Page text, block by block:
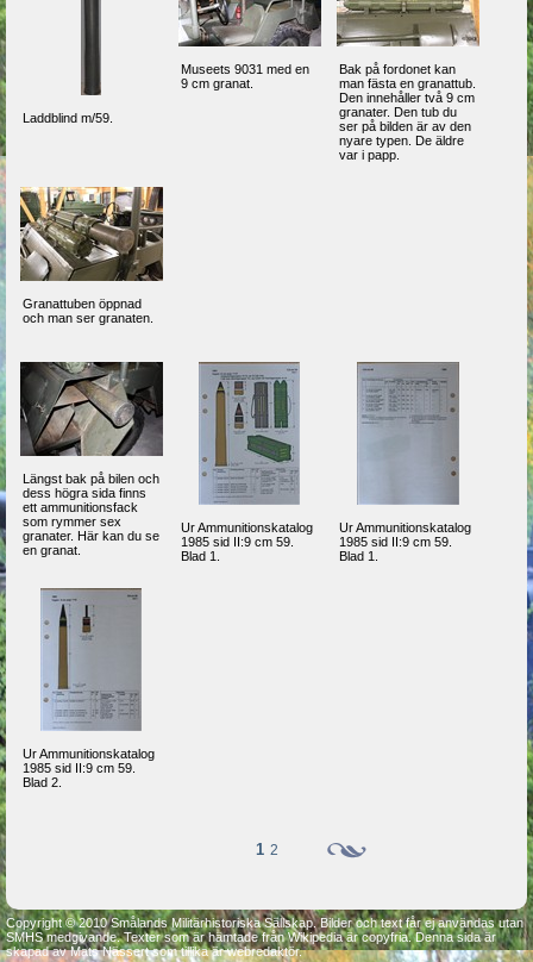
Laddblind m/59.
Museets 9031 med en
9 cm granat.
Bak på fordonet kan
man fästa en granattub.
Den innehåller två 9 cm
granater. Den tub du
ser på bilden är av den
nyare typen. De äldre
var i papp.
Granattuben öppnad
och man ser granaten.
Längst bak på bilen och
dess högra sida finns
ett ammunitionsfack
som rymmer sex
granater. Här kan du se
en granat.
Ur Ammunitionskatalog
1985 sid II:9 cm 59.
Blad 1.
Ur Ammunitionskatalog
1985 sid II:9 cm 59.
Blad 1.
Ur Ammunitionskatalog
1985 sid II:9 cm 59.
Blad 2.
1 2
Copyright © 2010 Smålands Militärhistoriska Sällskap. Bilder och text får ej användas utan
SMHS medgivande. Texter som är hämtade från Wikipedia är copyfria. Denna sida är
skapad av Mats Nässert som tillika är webredaktör.